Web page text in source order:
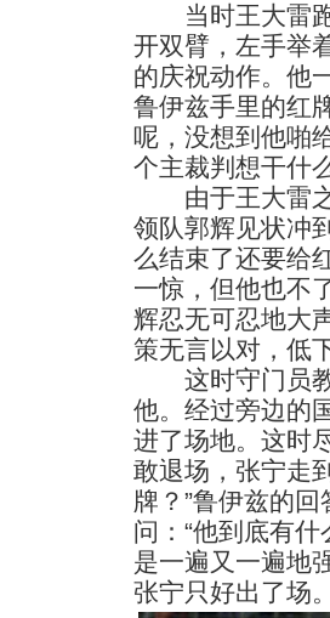
当时王大雷跑
开双臂，左手举
的庆祝动作。他
鲁伊兹手里的红
呢，没想到他啪
个主裁判想干什
由于王大雷之
领队郭辉见状冲
么结束了还要给
一惊，但他也不
辉忍无可忍地大
策无言以对，低
这时守门员教
他。经过旁边的
进了场地。这时
敢退场，张宁走
牌？”鲁伊兹的
问：“他到底有
是一遍又一遍地
张宁只好出了场。